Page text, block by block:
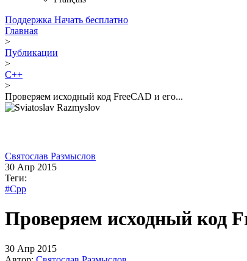
Поддержка Начать бесплатно
Главная
>
Публикации
>
C++
>
Проверяем исходный код FreeCAD и его...
Святослав Размыслов
30 Апр 2015
Теги:
#Cpp
Проверяем исходный код
30 Апр 2015